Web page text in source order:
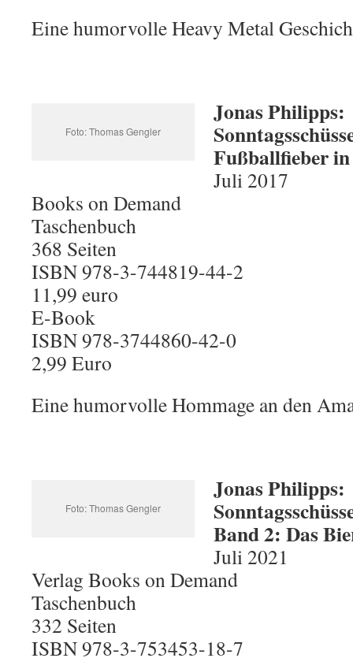
Eine humorvolle Heavy Metal
Foto: Thomas Gengler
Jonas Philipps:
Fußballfieber
Juli 2017
Books on Demand
Taschenbuch
368 Seiten
ISBN 978-3-744819-44-2
11,99 euro
E-Book
ISBN 978-3744860-42-0
2,99 Euro
Eine humorvolle Hommage an den
Foto: Thomas Gengler
Jonas Philipps:
Band 2: Das
Juli 2021
Verlag Books on Demand
Taschenbuch
332 Seiten
ISBN 978-3-753453-18-7